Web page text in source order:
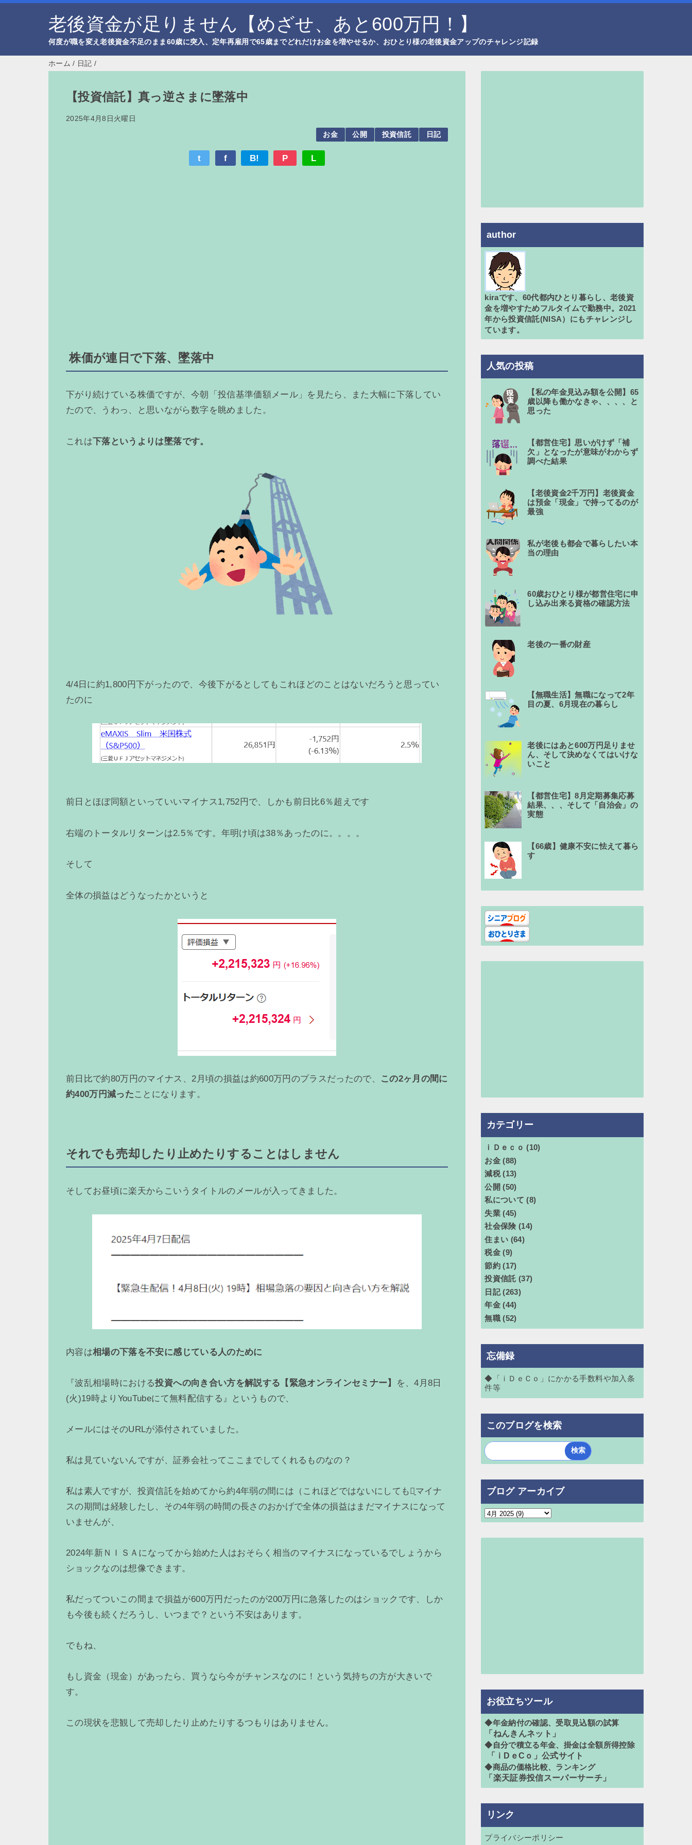
老後資金が足りません【めざせ、あと600万円！】
何度が職を変え老後資金不足のまま60歳に突入、定年再雇用で65歳までどれだけお金を増やせるか、おひとり様の老後資金アップのチャレンジ記録
ホーム / 日記 /
【投資信託】真っ逆さまに墜落中
2025年4月8日火曜日
お金 公開 投資信託 日記
t f B! P L
株価が連日で下落、墜落中
下がり続けている株価ですが、今朝「投信基準価額メール」を見たら、また大幅に下落してい
たので、うわっ、と思いながら数字を眺めました。
これは下落というよりは墜落です。
4/4日に約1,800円下がったので、今後下がるとしてもこれほどのことはないだろうと思ってい
たのに
前日とほぼ同額といっていいマイナス1,752円で、しかも前日比6％超えです
右端のトータルリターンは2.5％です。年明け頃は38％あったのに。。。。
そして
全体の損益はどうなったかというと
前日比で約80万円のマイナス、2月頃の損益は約600万円のプラスだったので、
この2ヶ月の間に
約400万円減ったことになります。
それでも売却したり止めたりすることはしません
そしてお昼頃に楽天からこいうタイトルのメールが入ってきました。
内容は相場の下落を不安に感じている人のために
『波乱相場時における投資への向き合い方を解説する【緊急オンラインセミナー】
を、4月8日
(火)19時よりYouTubeにて無料配信する』というもので、
メールにはそのURLが添付されていました。
私は見ていないんですが、証券会社ってここまでしてくれるものなの？
私は素人ですが、投資信託を始めてから約4年弱の間には（これほどではないにしても）̠マイナ
スの期間は経験したし、その4年弱の時間の長さのおかげで全体の損益はまだマイナスになって
いませんが、
2024年新ＮＩＳＡになってから始めた人はおそらく相当のマイナスになっているでしょうから
ショックなのは想像できます。
私だってついこの間まで損益が600万円だったのが200万円に急落したのはショックです、しか
も今後も続くだろうし、いつまで？という不安はあります。
でもね、
もし資金（現金）があったら、買うなら今がチャンスなのに！という気持ちの方が大きいで
す。
この現状を悲観して売却したり止めたりするつもりはありません。
author
kiraです、60代都内ひとり暮らし、老後資
金を増やすためフルタイムで勤務中。2021
年から投資信託(NISA）にもチャレンジし
ています。
人気の投稿
【私の年金見込み額を公開】65
歳以降も働かなきゃ、、、、と
思った
【都営住宅】思いがけず「補
欠」となったが意味がわからず
調べた結果
【老後資金2千万円】老後資金
は預金「現金」で持ってるのが
最強
私が老後も都会で暮らしたい本
当の理由
60歳おひとり様が都営住宅に申
し込み出来る資格の確認方法
老後の一番の財産
【無職生活】無職になって2年
目の夏、6月現在の暮らし
老後にはあと600万円足りませ
ん、そして決めなくてはいけな
いこと
【都営住宅】8月定期募集応募
結果、、、そして「自治会」の
実態
【66歳】健康不安に怯えて暮ら
す
カテゴリー
ｉＤｅｃｏ (10)
お金 (88)
減税 (13)
公開 (50)
私について (8)
失業 (45)
社会保険 (14)
住まい (64)
税金 (9)
節約 (17)
投資信託 (37)
日記 (263)
年金 (44)
無職 (52)
忘備録
◆「ｉＤｅＣｏ」にかかる手数料や加入条
件等
このブログを検索
ブログ アーカイブ
お役立ちツール
◆年金納付の確認、受取見込額の試算
「ねんきんネット」
◆自分で積立る年金、掛金は全額所得控除
「ｉDｅCｏ」公式サイト
◆商品の価格比較、ランキング
「楽天証券投信スーパーサーチ」
リンク
プライバシーポリシー